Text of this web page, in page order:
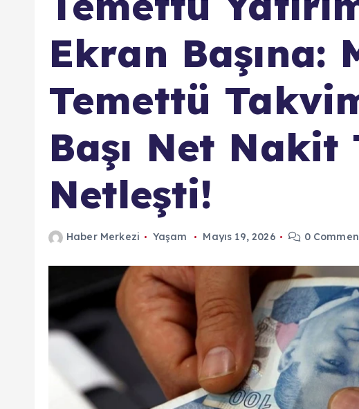
Ekran Başına:
Temettü
Başı Net Nakit
Netleşti!
Haber Merkezi Yaşam Mayıs 19, 2026 0